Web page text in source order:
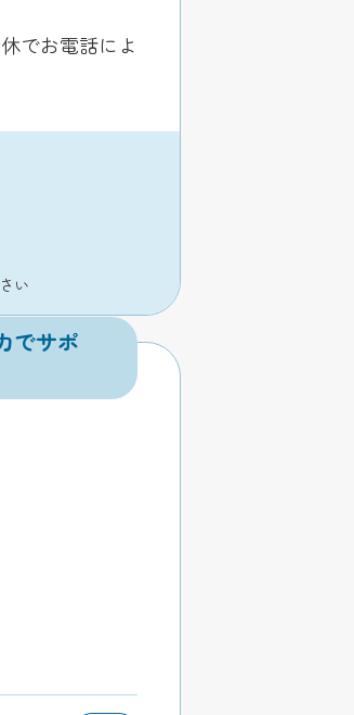
でお電話によ
い
でサポ